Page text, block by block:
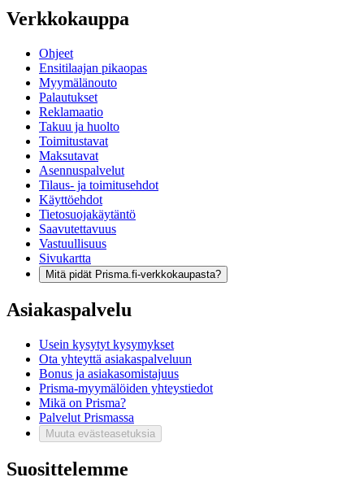
Verkkokauppa
Ohjeet
Ensitilaajan pikaopas
Myymälänouto
Palautukset
Reklamaatio
Takuu ja huolto
Toimitustavat
Maksutavat
Asennuspalvelut
Tilaus- ja toimitusehdot
Käyttöehdot
Tietosuojakäytäntö
Saavutettavuus
Vastuullisuus
Sivukartta
Mitä pidät Prisma.fi-verkkokaupasta?
Asiakaspalvelu
Usein kysytyt kysymykset
Ota yhteyttä asiakaspalveluun
Bonus ja asiakasomistajuus
Prisma-myymälöiden yhteystiedot
Mikä on Prisma?
Palvelut Prismassa
Muuta evästeasetuksia
Suosittelemme